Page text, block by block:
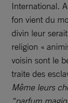
International.
fon vient du
divin leur
religion «
voisin sont le
traite des
Même leurs
“parfum